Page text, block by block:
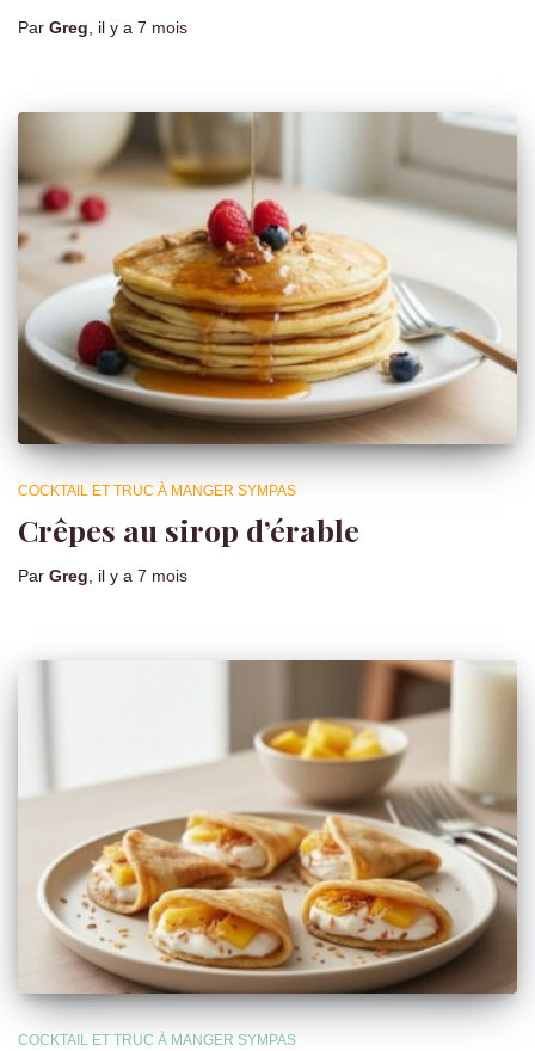
Par Greg , il y a 7 mois
COCKTAIL ET TRUC À MANGER SYMPAS
Crêpes au sirop d’érable
Par Greg, il y a 7 mois
COCKTAIL ET TRUC À MANGER SYMPAS